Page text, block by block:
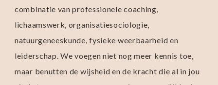
combinatie van professionele coaching,
lichaamswerk, organisatiesociologie,
natuurgeneeskunde, fysieke weerbaarheid en
leiderschap. We voegen niet nog meer kennis toe,
maar benutten de wijsheid en de kracht die al in jou